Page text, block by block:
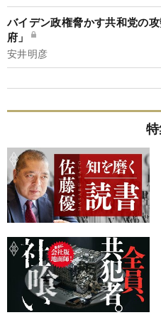
バイデン政権脅かす共和党の
府」
安井明彦